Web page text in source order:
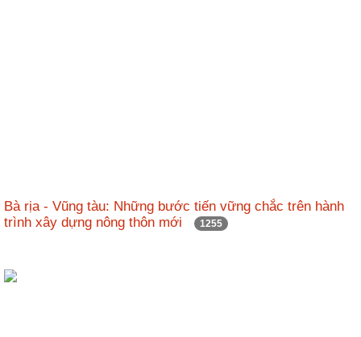
Bà rịa - Vũng tàu: Những bước tiến vững chắc trên hành
trình xây dựng nông thôn mới
1255